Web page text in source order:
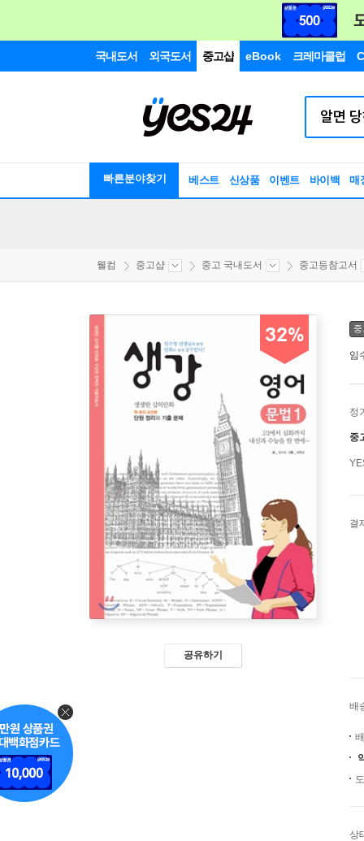
국내도서 외국도서 중고샵 eBook 크레마클럽
빠른분야찾기 베스트 신상품 이벤트 바이백 매
웰컴 중고샵 중고 국내도서 중고등참고서
32%
공유하기
임
정
중
결
배
상